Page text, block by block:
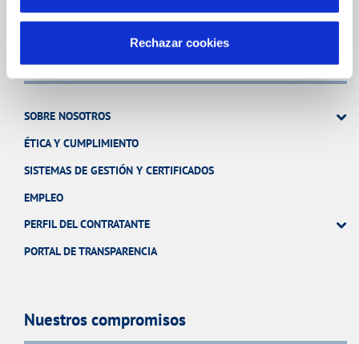
Rechazar cookies
Conócenos
SOBRE NOSOTROS
ÉTICA Y CUMPLIMIENTO
SISTEMAS DE GESTIÓN Y CERTIFICADOS
EMPLEO
PERFIL DEL CONTRATANTE
PORTAL DE TRANSPARENCIA
Nuestros compromisos